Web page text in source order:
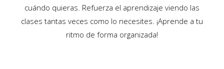
cuándo quieras. Refuerza el aprendizaje viendo las
clases tantas veces como lo necesites. ¡Aprende a tu
ritmo de forma organizada!